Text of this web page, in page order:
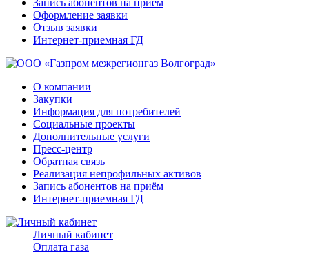
Запись абонентов на приём
Оформление заявки
Отзыв заявки
Интернет-приемная ГД
О компании
Закупки
Информация для потребителей
Социальные проекты
Дополнительные услуги
Пресс-центр
Обратная связь
Реализация непрофильных активов
Запись абонентов на приём
Интернет-приемная ГД
Личный кабинет
Оплата газа